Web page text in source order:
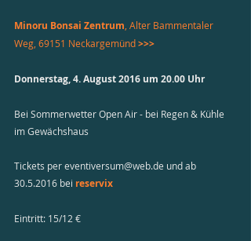
Minoru Bonsai Zentrum , Alter Bammentaler
Weg, 69151 Neckargemünd >>>
Donnerstag, 4. August 2016 um 20.00 Uhr
Bei Sommerwetter Open Air - bei Regen & Kühle
im Gewächshaus
Tickets per eventiversum@web.de und ab
30.5.2016 bei reservix
Eintritt: 15/12 €